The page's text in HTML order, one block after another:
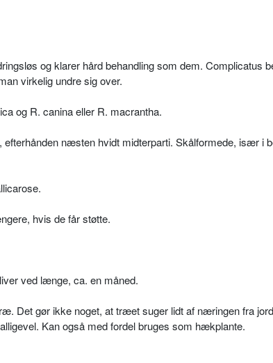
og klarer hård behandling som dem. Complicatus
virkelig undre sig over.
og R. canina eller R. macrantha.
efterhånden næsten hvidt midterparti. Skålformede, især i
hvis de får støtte.
ved længe, ca. en måned.
Det gør ikke noget, at træet suger lidt af næringen fra
Kan også med fordel bruges som hækplante.